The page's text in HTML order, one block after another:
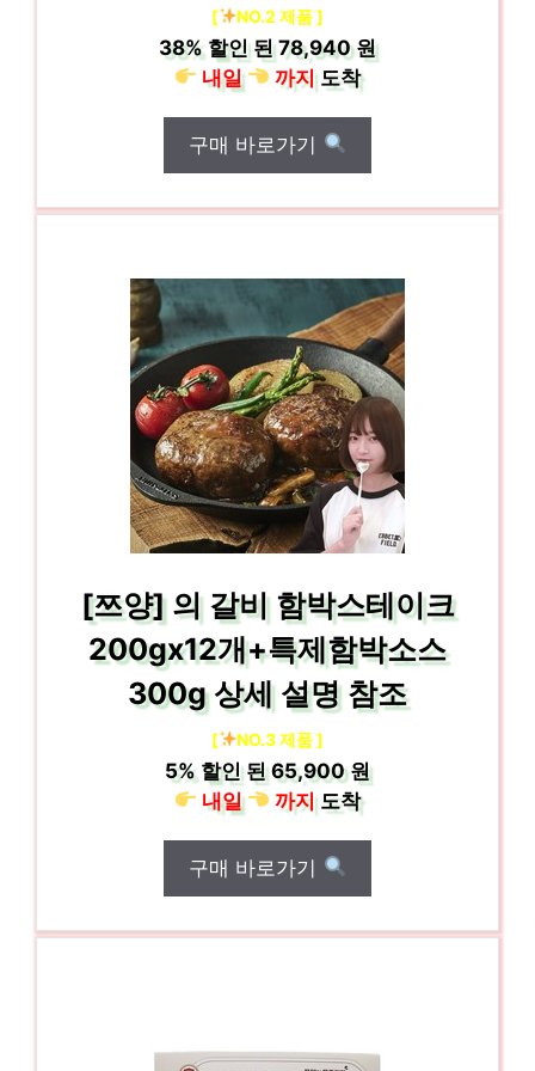
[ NO.2 제품 ]
38% 할인 된78,940 원
내일
까지도착
구매 바로가기
[쯔양] 의 갈비 함박스테이크
200gx12개+특제함박소스
300g 상세 설명 참조
[ NO.3 제품 ]
5% 할인 된65,900 원
내일
까지도착
구매 바로가기